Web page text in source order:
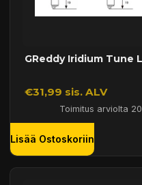
GReddy Iridium Tune
€31,99 sis. ALV
Toimitus arviolta
Lisää Ostoskoriin